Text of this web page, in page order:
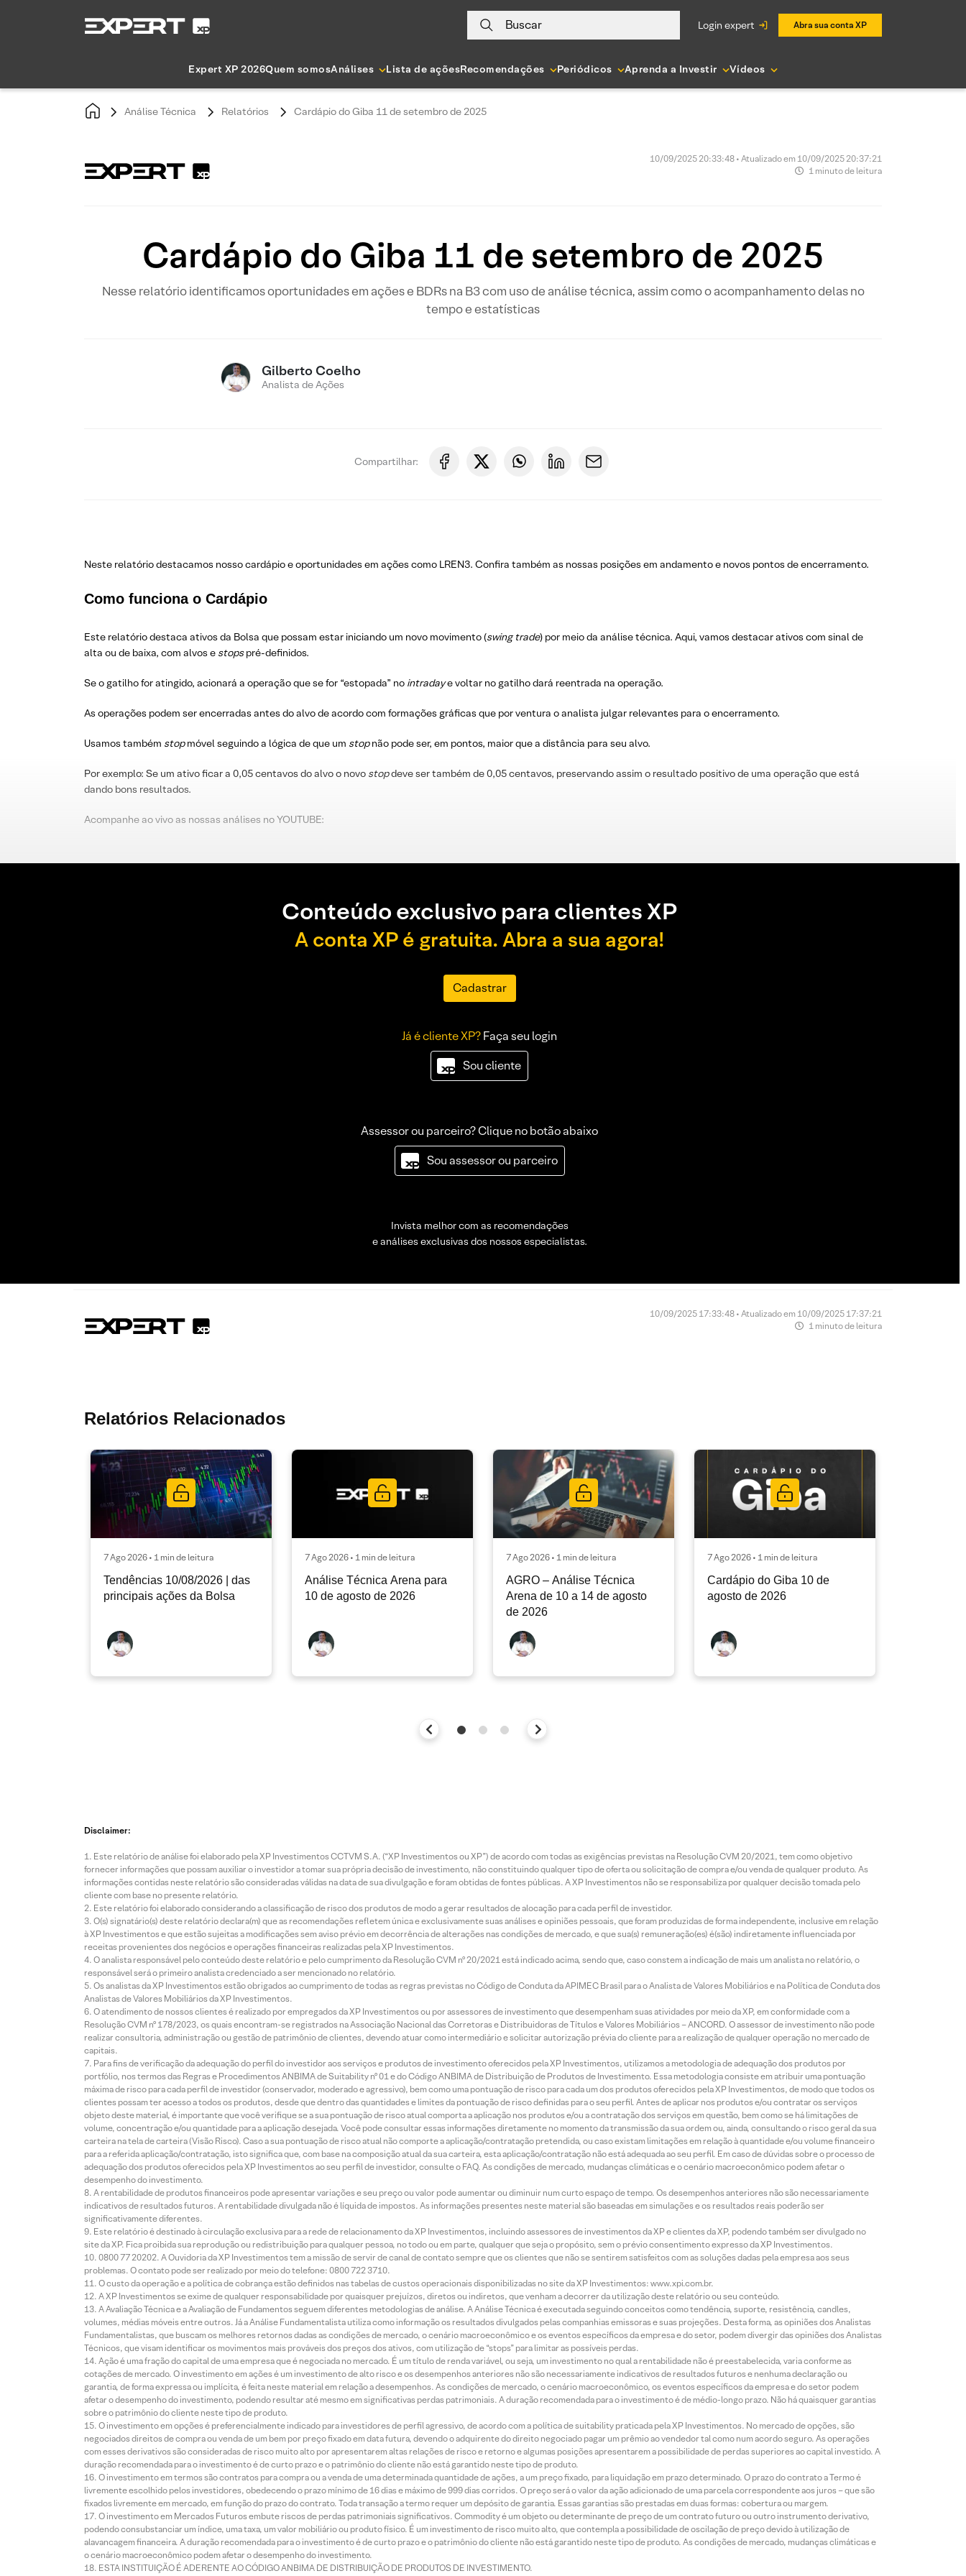
Buscar login expert Abra sua conta XP
Expert XP 2026Quem somosAnálises Lista de açõesRecomendações Periódicos Aprenda a Investir Vídeos
Análise Técnica Relatórios Cardápio do Giba 11 de setembro de 2025
10/09/2025 20:33:48 • Atualizado em 10/09/2025 20:37:21
1 minuto de leitura
Cardápio do Giba 11 de setembro de 2025
Nesse relatório identificamos oportunidades em ações e BDRs na B3 com uso de análise técnica, assim como o acompanhamento delas no
tempo e estatísticas
Gilberto Coelho
Analista de Ações
Compartilhar:
Neste relatório destacamos nosso cardápio e oportunidades em ações como LREN3. Confira também as nossas posições em andamento e novos pontos de encerramento.
Como funciona o Cardápio
Este relatório destaca ativos da Bolsa que possam estar iniciando um novo movimento (swing trade) por meio da análise técnica. Aqui, vamos destacar ativos com sinal de
alta ou de baixa, com alvos e stopspré-definidos.
Se o gatilho for atingido, acionará a operação que se for “estopada” no intradaye voltar no gatilho dará reentrada na operação.
As operações podem ser encerradas antes do alvo de acordo com formações gráficas que por ventura o analista julgar relevantes para o encerramento.
Usamos também stopmóvel seguindo a lógica de que um stopnão pode ser, em pontos, maior que a distância para seu alvo.
Por exemplo: Se um ativo ficar a 0,05 centavos do alvo o novo stopdeve ser também de 0,05 centavos, preservando assim o resultado positivo de uma operação que está
dando bons resultados.
Acompanhe ao vivo as nossas análises no YOUTUBE:
Conteúdo exclusivo para clientes XP
A conta XP é gratuita. Abra a sua agora!
Cadastrar
Já é cliente XP?Faça seu login
Sou cliente
Assessor ou parceiro? Clique no botão abaixo
Sou assessor ou parceiro
Invista melhor com as recomendações
e análises exclusivas dos nossos especialistas.
10/09/2025 17:33:48 • Atualizado em 10/09/2025 17:37:21
1 minuto de leitura
Relatórios Relacionados
7 Ago 2026 • 1 min de leitura
Tendências 10/08/2026 | das
principais ações da Bolsa
7 Ago 2026 • 1 min de leitura
Análise Técnica Arena para
10 de agosto de 2026
7 Ago 2026 • 1 min de leitura
AGRO – Análise Técnica
Arena de 10 a 14 de agosto
de 2026
7 Ago 2026 • 1 min de leitura
Cardápio do Giba 10 de
agosto de 2026
Disclaimer:
Este relatório de análise foi elaborado pela XP Investimentos CCTVM S.A. (“XP Investimentos ou XP”) de acordo com todas as exigências previstas na Resolução CVM 20/2021, tem como objetivo
fornecer informações que possam auxiliar o investidor a tomar sua própria decisão de investimento, não constituindo qualquer tipo de oferta ou solicitação de compra e/ou venda de qualquer produto. As
informações contidas neste relatório são consideradas válidas na data de sua divulgação e foram obtidas de fontes públicas. A XP Investimentos não se responsabiliza por qualquer decisão tomada pelo
cliente com base no presente relatório.
Este relatório foi elaborado considerando a classificação de risco dos produtos de modo a gerar resultados de alocação para cada perfil de investidor.
O(s) signatário(s) deste relatório declara(m) que as recomendações refletem única e exclusivamente suas análises e opiniões pessoais, que foram produzidas de forma independente, inclusive em relação
à XP Investimentos e que estão sujeitas a modificações sem aviso prévio em decorrência de alterações nas condições de mercado, e que sua(s) remuneração(es) é(são) indiretamente influenciada por
receitas provenientes dos negócios e operações financeiras realizadas pela XP Investimentos.
O analista responsável pelo conteúdo deste relatório e pelo cumprimento da Resolução CVM nº 20/2021 está indicado acima, sendo que, caso constem a indicação de mais um analista no relatório, o
responsável será o primeiro analista credenciado a ser mencionado no relatório.
Os analistas da XP Investimentos estão obrigados ao cumprimento de todas as regras previstas no Código de Conduta da APIMEC Brasil para o Analista de Valores Mobiliários e na Política de Conduta dos
Analistas de Valores Mobiliários da XP Investimentos.
O atendimento de nossos clientes é realizado por empregados da XP Investimentos ou por assessores de investimento que desempenham suas atividades por meio da XP, em conformidade com a
Resolução CVM nº 178/2023, os quais encontram-se registrados na Associação Nacional das Corretoras e Distribuidoras de Títulos e Valores Mobiliários – ANCORD. O assessor de investimento não pode
realizar consultoria, administração ou gestão de patrimônio de clientes, devendo atuar como intermediário e solicitar autorização prévia do cliente para a realização de qualquer operação no mercado de
capitais.
Para fins de verificação da adequação do perfil do investidor aos serviços e produtos de investimento oferecidos pela XP Investimentos, utilizamos a metodologia de adequação dos produtos por
portfólio, nos termos das Regras e Procedimentos ANBIMA de Suitability nº 01 e do Código ANBIMA de Distribuição de Produtos de Investimento. Essa metodologia consiste em atribuir uma pontuação
máxima de risco para cada perfil de investidor (conservador, moderado e agressivo), bem como uma pontuação de risco para cada um dos produtos oferecidos pela XP Investimentos, de modo que todos os
clientes possam ter acesso a todos os produtos, desde que dentro das quantidades e limites da pontuação de risco definidas para o seu perfil. Antes de aplicar nos produtos e/ou contratar os serviços
objeto deste material, é importante que você verifique se a sua pontuação de risco atual comporta a aplicação nos produtos e/ou a contratação dos serviços em questão, bem como se há limitações de
volume, concentração e/ou quantidade para a aplicação desejada. Você pode consultar essas informações diretamente no momento da transmissão da sua ordem ou, ainda, consultando o risco geral da sua
carteira na tela de carteira (Visão Risco). Caso a sua pontuação de risco atual não comporte a aplicação/contratação pretendida, ou caso existam limitações em relação à quantidade e/ou volume financeiro
para a referida aplicação/contratação, isto significa que, com base na composição atual da sua carteira, esta aplicação/contratação não está adequada ao seu perfil. Em caso de dúvidas sobre o processo de
adequação dos produtos oferecidos pela XP Investimentos ao seu perfil de investidor, consulte o FAQ. As condições de mercado, mudanças climáticas e o cenário macroeconômico podem afetar o
desempenho do investimento.
A rentabilidade de produtos financeiros pode apresentar variações e seu preço ou valor pode aumentar ou diminuir num curto espaço de tempo. Os desempenhos anteriores não são necessariamente
indicativos de resultados futuros. A rentabilidade divulgada não é líquida de impostos. As informações presentes neste material são baseadas em simulações e os resultados reais poderão ser
significativamente diferentes.
Este relatório é destinado à circulação exclusiva para a rede de relacionamento da XP Investimentos, incluindo assessores de investimentos da XP e clientes da XP, podendo também ser divulgado no
site da XP. Fica proibida sua reprodução ou redistribuição para qualquer pessoa, no todo ou em parte, qualquer que seja o propósito, sem o prévio consentimento expresso da XP Investimentos.
0800 77 20202. A Ouvidoria da XP Investimentos tem a missão de servir de canal de contato sempre que os clientes que não se sentirem satisfeitos com as soluções dadas pela empresa aos seus
problemas. O contato pode ser realizado por meio do telefone: 0800 722 3710.
O custo da operação e a política de cobrança estão definidos nas tabelas de custos operacionais disponibilizadas no site da XP Investimentos: www.xpi.com.br.
A XP Investimentos se exime de qualquer responsabilidade por quaisquer prejuízos, diretos ou indiretos, que venham a decorrer da utilização deste relatório ou seu conteúdo.
A Avaliação Técnica e a Avaliação de Fundamentos seguem diferentes metodologias de análise. A Análise Técnica é executada seguindo conceitos como tendência, suporte, resistência, candles,
volumes, médias móveis entre outros. Já a Análise Fundamentalista utiliza como informação os resultados divulgados pelas companhias emissoras e suas projeções. Desta forma, as opiniões dos Analistas
Fundamentalistas, que buscam os melhores retornos dadas as condições de mercado, o cenário macroeconômico e os eventos específicos da empresa e do setor, podem divergir das opiniões dos Analistas
Técnicos, que visam identificar os movimentos mais prováveis dos preços dos ativos, com utilização de “stops” para limitar as possíveis perdas.
Ação é uma fração do capital de uma empresa que é negociada no mercado. É um título de renda variável, ou seja, um investimento no qual a rentabilidade não é preestabelecida, varia conforme as
cotações de mercado. O investimento em ações é um investimento de alto risco e os desempenhos anteriores não são necessariamente indicativos de resultados futuros e nenhuma declaração ou
garantia, de forma expressa ou implícita, é feita neste material em relação a desempenhos. As condições de mercado, o cenário macroeconômico, os eventos específicos da empresa e do setor podem
afetar o desempenho do investimento, podendo resultar até mesmo em significativas perdas patrimoniais. A duração recomendada para o investimento é de médio-longo prazo. Não há quaisquer garantias
sobre o patrimônio do cliente neste tipo de produto.
O investimento em opções é preferencialmente indicado para investidores de perfil agressivo, de acordo com a política de suitability praticada pela XP Investimentos. No mercado de opções, são
negociados direitos de compra ou venda de um bem por preço fixado em data futura, devendo o adquirente do direito negociado pagar um prêmio ao vendedor tal como num acordo seguro. As operações
com esses derivativos são consideradas de risco muito alto por apresentarem altas relações de risco e retorno e algumas posições apresentarem a possibilidade de perdas superiores ao capital investido. A
duração recomendada para o investimento é de curto prazo e o patrimônio do cliente não está garantido neste tipo de produto.
O investimento em termos são contratos para compra ou a venda de uma determinada quantidade de ações, a um preço fixado, para liquidação em prazo determinado. O prazo do contrato a Termo é
livremente escolhido pelos investidores, obedecendo o prazo mínimo de 16 dias e máximo de 999 dias corridos. O preço será o valor da ação adicionado de uma parcela correspondente aos juros – que são
fixados livremente em mercado, em função do prazo do contrato. Toda transação a termo requer um depósito de garantia. Essas garantias são prestadas em duas formas: cobertura ou margem.
O investimento em Mercados Futuros embute riscos de perdas patrimoniais significativos. Commodity é um objeto ou determinante de preço de um contrato futuro ou outro instrumento derivativo,
podendo consubstanciar um índice, uma taxa, um valor mobiliário ou produto físico. É um investimento de risco muito alto, que contempla a possibilidade de oscilação de preço devido à utilização de
alavancagem financeira. A duração recomendada para o investimento é de curto prazo e o patrimônio do cliente não está garantido neste tipo de produto. As condições de mercado, mudanças climáticas e
o cenário macroeconômico podem afetar o desempenho do investimento.
ESTA INSTITUIÇÃO É ADERENTE AO CÓDIGO ANBIMA DE DISTRIBUIÇÃO DE PRODUTOS DE INVESTIMENTO.